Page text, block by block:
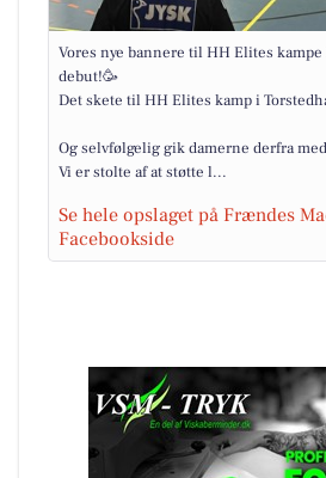
Vores nye bannere til HH Elites
debut!🥳
Det skete til HH Elites kamp i
Og selvfølgelig gik damerne derfra
Vi er stolte af at støtte l...
Se hele opslaget på Frændes
Facebookside